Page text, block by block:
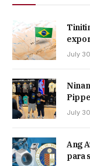
July
July
Ang
para